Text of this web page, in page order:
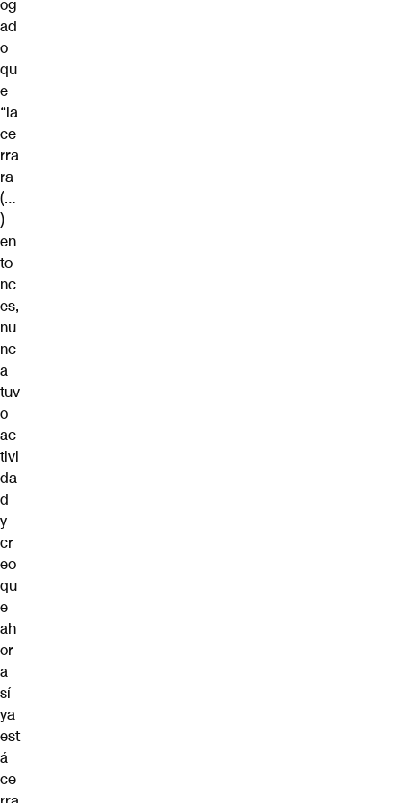
og
ad
o
qu
e
“la
ce
rra
ra
(…
)
en
to
nc
es,
nu
nc
a
tuv
o
ac
tivi
da
d
y
cr
eo
qu
e
ah
or
a
sí
ya
est
á
ce